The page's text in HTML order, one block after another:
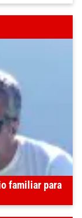
familiar para